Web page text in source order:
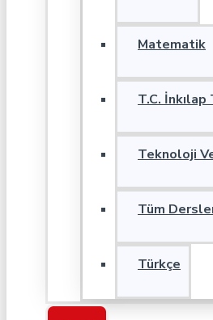
Matematik
T.C.
Teknoloji
Tüm
Türkçe